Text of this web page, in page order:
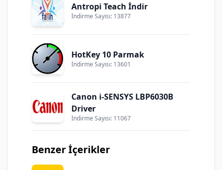
Antropi Teach İndir
İndirme Sayısı: 13877
HotKey 10 Parmak
İndirme Sayısı: 13601
Canon i-SENSYS LBP6030B
Driver
İndirme Sayısı: 11067
Benzer İçerikler